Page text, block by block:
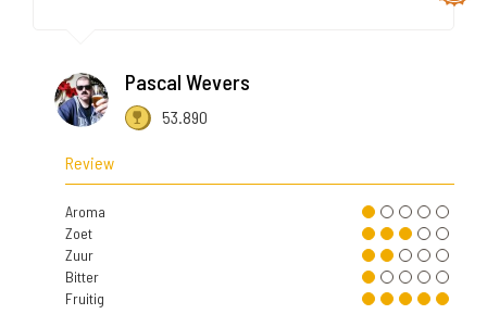
Pascal Wevers
53.890
Review
Aroma
Zoet
Zuur
Bitter
Fruitig